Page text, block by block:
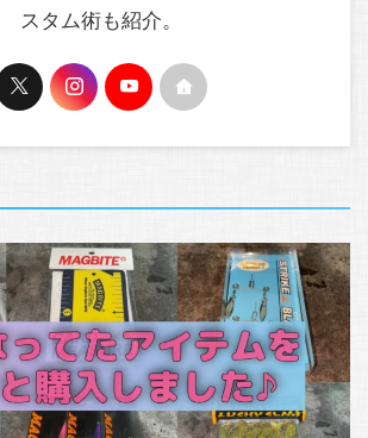
スタム術も紹介。